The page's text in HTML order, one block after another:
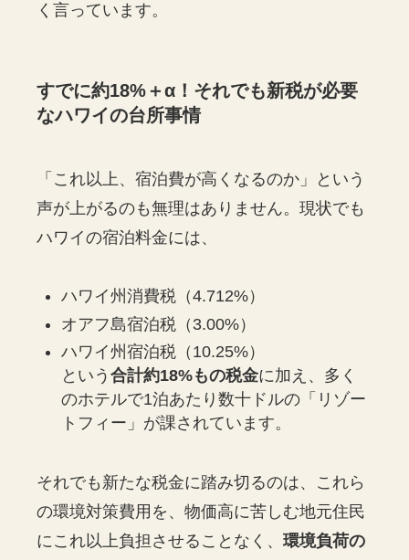
く言っています。
すでに約18%＋α！それでも新税が必要
なハワイの台所事情
「これ以上、宿泊費が高くなるのか」という
声が上がるのも無理はありません。現状でも
ハワイの宿泊料金には、
ハワイ州消費税（4.712%）
オアフ島宿泊税（3.00%）
ハワイ州宿泊税（10.25%）
という合計約18%もの税金に加え、多く
のホテルで1泊あたり数十ドルの「リゾー
トフィー」が課されています。
それでも新たな税金に踏み切るのは、これら
の環境対策費用を、物価高に苦しむ地元住民
にこれ以上負担させることなく、環境負荷の